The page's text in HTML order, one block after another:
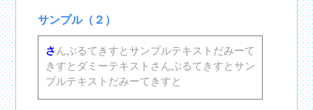
サンプル（２）
さ んぷるてきすとサンプルテキストだみーて
きすとダミーテキストさんぷるてきすとサン
プルテキストだみーてきすと